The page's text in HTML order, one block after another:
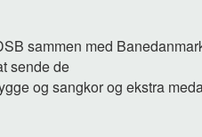
sammen med
sende de
og sangkor og ekstra